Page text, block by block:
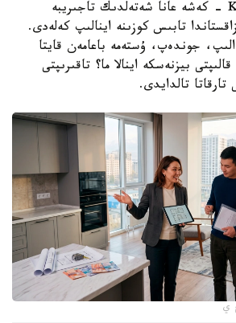
استانا. KAZINFORM - كەشە عانا شەتەلدىك تاجىريبە
تابىس كوزىنە اينالىپ كەلەدى.
جوندەپ، ۇستەمە باعامەن قايتا
بيزنەسكە اينالا ما؟ تاقىرىپتى